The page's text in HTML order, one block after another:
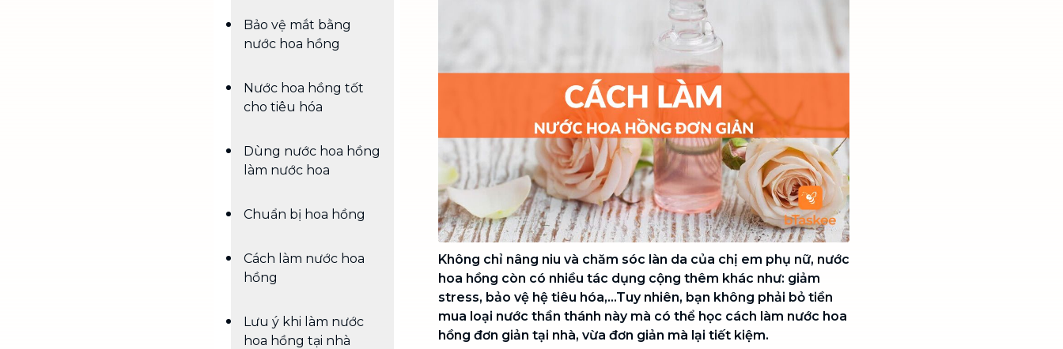
Vệ sinh chuyên nghiệp cho văn
phòng, nhà xưởng, công trình lớn
Bảo vệ mắt bằng
nước hoa hồng
Nước hoa hồng tốt
cho tiêu hóa
Dùng nước hoa hồng
làm nước hoa
Chuẩn bị hoa hồng
Cách làm nước hoa
hồng
Lưu ý khi làm nước
hoa hồng tại nhà
Không chỉ nâng niu và chăm sóc làn da của chị em phụ nữ, nước
hoa hồng còn có nhiều tác dụng cộng thêm khác như: giảm
stress, bảo vệ hệ tiêu hóa,...Tuy nhiên, bạn không phải bỏ tiền
mua loại nước thần thánh này mà có thể học cách làm nước hoa
hồng đơn giản tại nhà, vừa đơn giản mà lại tiết kiệm.